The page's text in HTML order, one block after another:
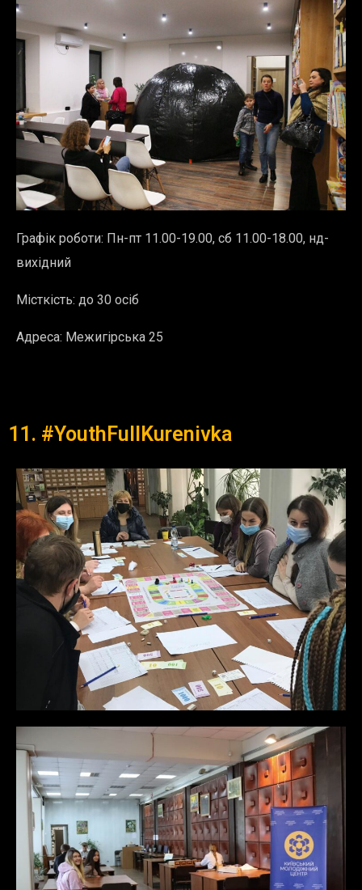
Графік роботи: Пн-пт 11.00-19.00, сб 11.00-18.00, нд-
вихідний
Місткість: до 30 осіб
Адреса: Межигірська 25
11. #YouthFullKurenivka